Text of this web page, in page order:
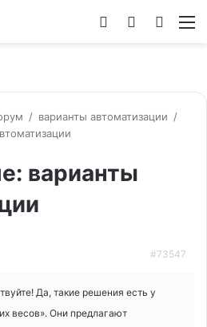
Switch
Войти
/ варианты автоматизации /
варианты
#73547
Да, такие решения есть у
весов». Они предлагают